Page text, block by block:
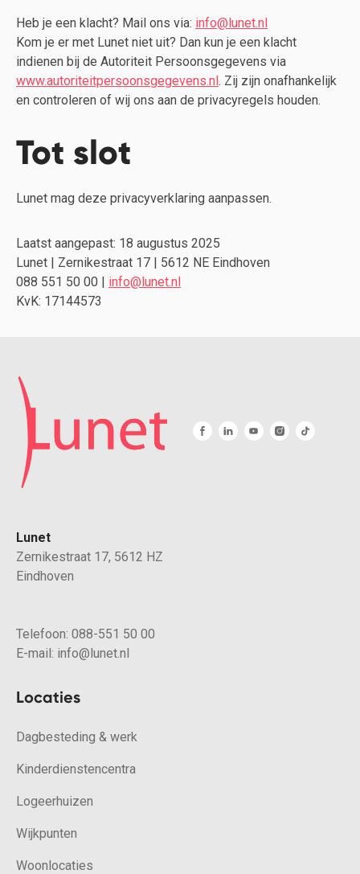
Heb je een klacht? Mail ons via: info@lunet.nl
Kom je er met Lunet niet uit? Dan kun je een klacht
indienen bij de Autoriteit Persoonsgegevens via
www.autoriteitpersoonsgegevens.nl. Zij zijn onafhankelijk
en controleren of wij ons aan de privacyregels houden.
Tot slot
Lunet mag deze privacyverklaring aanpassen.
Laatst aangepast: 18 augustus 2025
Lunet | Zernikestraat 17 | 5612 NE Eindhoven
088 551 50 00 | info@lunet.nl
KvK: 17144573
Lunet
Zernikestraat 17, 5612 HZ
Eindhoven
Telefoon: 088-551 50 00
E-mail: info@lunet.nl
Locaties
Dagbesteding & werk
Kinderdienstencentra
Logeerhuizen
Wijkpunten
Woonlocaties